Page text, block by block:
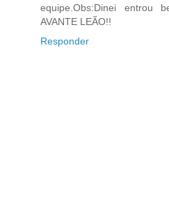
equipe.Obs:Dinei entrou
AVANTE LEÃO!!
Responder